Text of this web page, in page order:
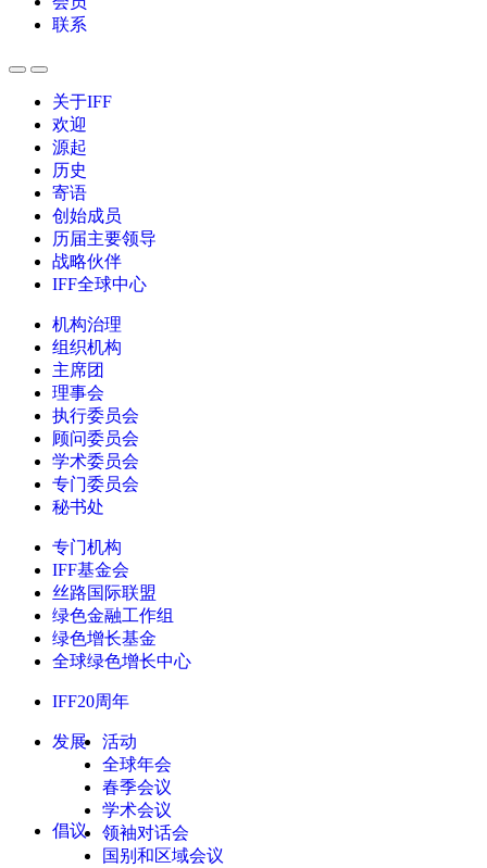
联系
关于IFF
欢迎
源起
历史
寄语
创始成员
历届主要领导
战略伙伴
IFF全球中心
机构治理
组织机构
主席团
理事会
执行委员会
顾问委员会
学术委员会
专门委员会
秘书处
专门机构
IFF基金会
丝路国际联盟
绿色金融工作组
绿色增长基金
全球绿色增长中心
IFF20周年
发展
倡议
活动
全球年会
春季会议
学术会议
领袖对话会
国别和区域会议